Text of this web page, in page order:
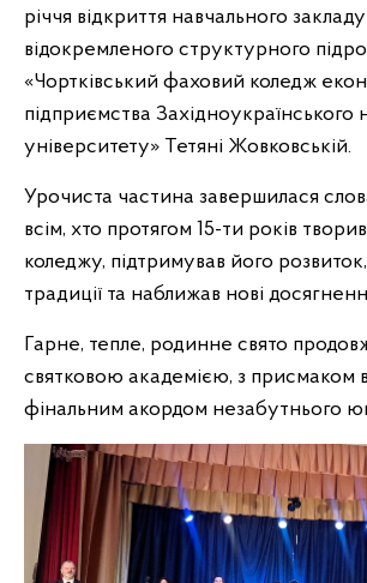
річчя відкриття навчального
відокремленого структурного
«Чортківський фаховий коледж
підприємства Західноукраїнського
університету» Тетяні Жовковській.
Урочиста частина завершилася
всім, хто протягом 15-ти років
коледжу, підтримував його розвиток,
традиції та наближав нові
Гарне, тепле, родинне свято
святковою академією, з присмаком
фінальним акордом незабутнього